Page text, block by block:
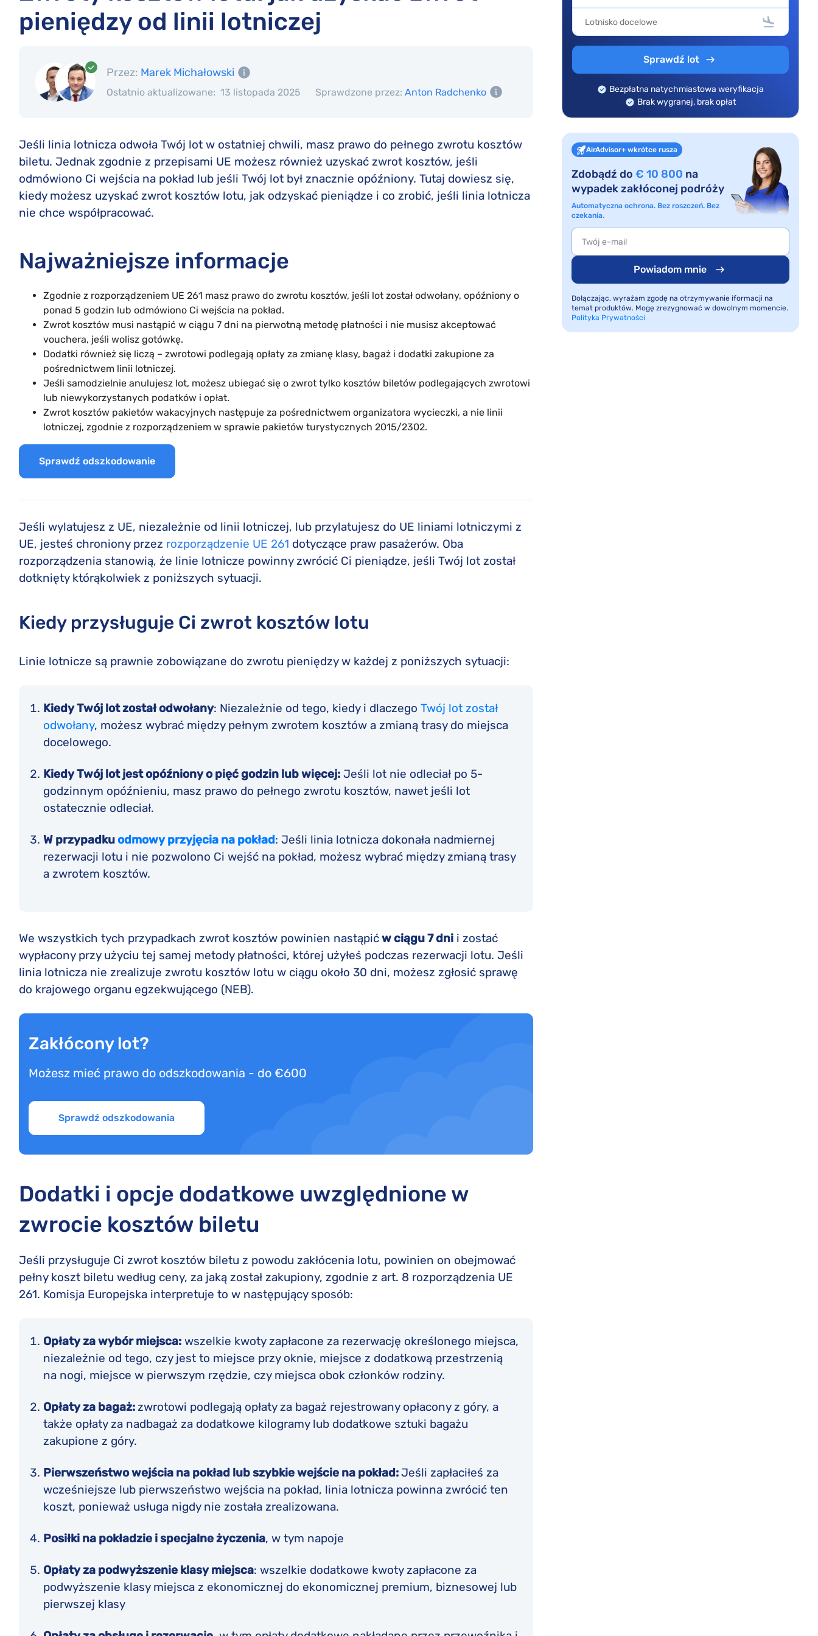
pieniędzy od linii lotniczej
Przez: Marek Michałowski
Ostatnio aktualizowane: 13 listopada 2025 Sprawdzone przez: Anton Radchenko
Jeśli linia lotnicza odwoła Twój lot w ostatniej chwili, masz prawo do pełnego zwrotu kosztów
biletu. Jednak zgodnie z przepisami UE możesz również uzyskać zwrot kosztów, jeśli
odmówiono Ci wejścia na pokład lub jeśli Twój lot był znacznie opóźniony. Tutaj dowiesz się,
kiedy możesz uzyskać zwrot kosztów lotu, jak odzyskać pieniądze i co zrobić, jeśli linia lotnicza
nie chce współpracować.
Najważniejsze informacje
Zgodnie z rozporządzeniem UE 261 masz prawo do zwrotu kosztów, jeśli lot został odwołany, opóźniony o
ponad 5 godzin lub odmówiono Ci wejścia na pokład.
Zwrot kosztów musi nastąpić w ciągu 7 dni na pierwotną metodę płatności i nie musisz akceptować
vouchera, jeśli wolisz gotówkę.
Dodatki również się liczą – zwrotowi podlegają opłaty za zmianę klasy, bagaż i dodatki zakupione za
pośrednictwem linii lotniczej.
Jeśli samodzielnie anulujesz lot, możesz ubiegać się o zwrot tylko kosztów biletów podlegających zwrotowi
lub niewykorzystanych podatków i opłat.
Zwrot kosztów pakietów wakacyjnych następuje za pośrednictwem organizatora wycieczki, a nie linii
lotniczej, zgodnie z rozporządzeniem w sprawie pakietów turystycznych 2015/2302.
Sprawdź odszkodowanie
Jeśli wylatujesz z UE, niezależnie od linii lotniczej, lub przylatujesz do UE liniami lotniczymi z
UE, jesteś chroniony przez rozporządzenie UE 261 dotyczące praw pasażerów. Oba
rozporządzenia stanowią, że linie lotnicze powinny zwrócić Ci pieniądze, jeśli Twój lot został
dotknięty którąkolwiek z poniższych sytuacji.
Kiedy przysługuje Ci zwrot kosztów lotu
Linie lotnicze są prawnie zobowiązane do zwrotu pieniędzy w każdej z poniższych sytuacji:
Kiedy Twój lot został odwołany: Niezależnie od tego, kiedy i dlaczego Twój lot został
odwołany, możesz wybrać między pełnym zwrotem kosztów a zmianą trasy do miejsca
docelowego.
Kiedy Twój lot jest opóźniony o pięć godzin lub więcej: Jeśli lot nie odleciał po 5-
godzinnym opóźnieniu, masz prawo do pełnego zwrotu kosztów, nawet jeśli lot
ostatecznie odleciał.
W przypadkuodmowy przyjęcia na pokład: Jeśli linia lotnicza dokonała nadmiernej
rezerwacji lotu i nie pozwolono Ci wejść na pokład, możesz wybrać między zmianą trasy
a zwrotem kosztów.
We wszystkich tych przypadkach zwrot kosztów powinien nastąpićw ciągu 7 dni i zostać
wypłacony przy użyciu tej samej metody płatności, której użyłeś podczas rezerwacji lotu. Jeśli
linia lotnicza nie zrealizuje zwrotu kosztów lotu w ciągu około 30 dni, możesz zgłosić sprawę
do krajowego organu egzekwującego (NEB).
Zakłócony lot?
Możesz mieć prawo do odszkodowania - do €600
Sprawdź odszkodowania
Dodatki i opcje dodatkowe uwzględnione w
zwrocie kosztów biletu
Jeśli przysługuje Ci zwrot kosztów biletu z powodu zakłócenia lotu, powinien on obejmować
pełny koszt biletu według ceny, za jaką został zakupiony, zgodnie z art. 8 rozporządzenia UE
261. Komisja Europejska interpretuje to w następujący sposób:
Opłaty za wybór miejsca: wszelkie kwoty zapłacone za rezerwację określonego miejsca,
niezależnie od tego, czy jest to miejsce przy oknie, miejsce z dodatkową przestrzenią
na nogi, miejsce w pierwszym rzędzie, czy miejsca obok członków rodziny.
Opłaty za bagaż:zwrotowi podlegają opłaty za bagaż rejestrowany opłacony z góry, a
także opłaty za nadbagaż za dodatkowe kilogramy lub dodatkowe sztuki bagażu
zakupione z góry.
Pierwszeństwo wejścia na pokład lub szybkie wejście na pokład:Jeśli zapłaciłeś za
wcześniejsze lub pierwszeństwo wejścia na pokład, linia lotnicza powinna zwrócić ten
koszt, ponieważ usługa nigdy nie została zrealizowana.
Posiłki na pokładzie i specjalne życzenia, w tym napoje
Opłaty za podwyższenie klasy miejsca: wszelkie dodatkowe kwoty zapłacone za
podwyższenie klasy miejsca z ekonomicznej do ekonomicznej premium, biznesowej lub
pierwszej klasy
Sprawdź lot
Bezpłatna natychmiastowa weryfikacja
Brak wygranej, brak opłat
AirAdvisor+ wkrótce rusza
Zdobądź do € 10 800 na
wypadek zakłóconej podróży
Automatyczna ochrona. Bez roszczeń. Bez
czekania.
Powiadom mnie
Dołączając, wyrażam zgodę na otrzymywanie iformacji na
temat produktów. Mogę zrezygnować w dowolnym momencie.
Polityka Prywatności